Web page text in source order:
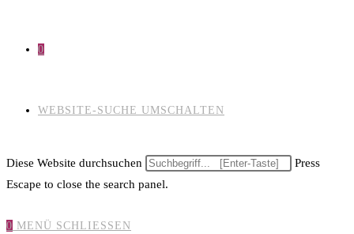
0
WEBSITE-SUCHE UMSCHALTEN
Diese Website durchsuchen
Press
Escape to close the search panel.
0 MENÜ SCHLIESSEN